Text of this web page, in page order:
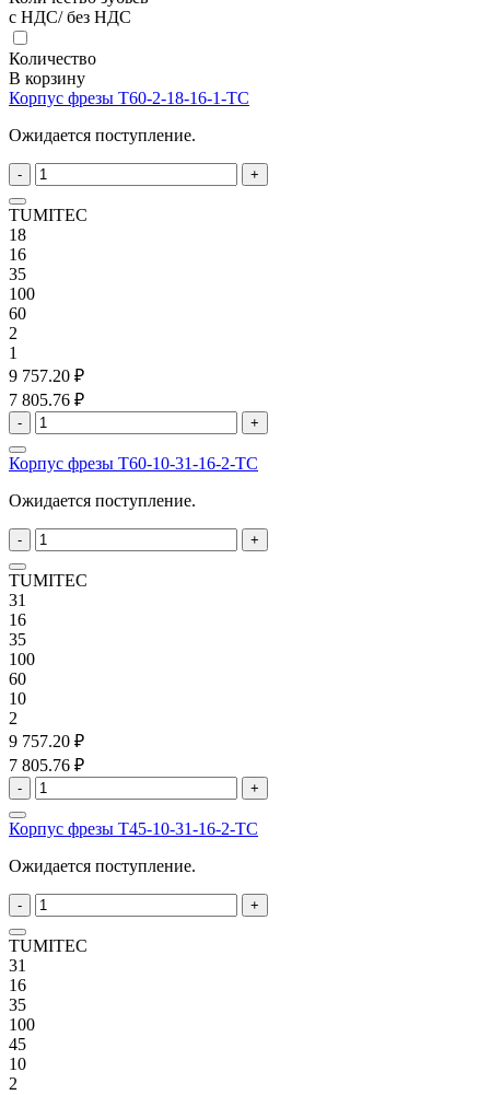
с НДС/ без НДС
Количество
В корзину
Корпус фрезы T60-2-18-16-1-TC
Ожидается поступление.
- +
TUMITEC
18
16
35
100
60
2
1
9 757.20 ₽
7 805.76 ₽
- +
Корпус фрезы T60-10-31-16-2-TC
Ожидается поступление.
- +
TUMITEC
31
16
35
100
60
10
2
9 757.20 ₽
7 805.76 ₽
- +
Корпус фрезы T45-10-31-16-2-TC
Ожидается поступление.
- +
TUMITEC
31
16
35
100
45
10
2